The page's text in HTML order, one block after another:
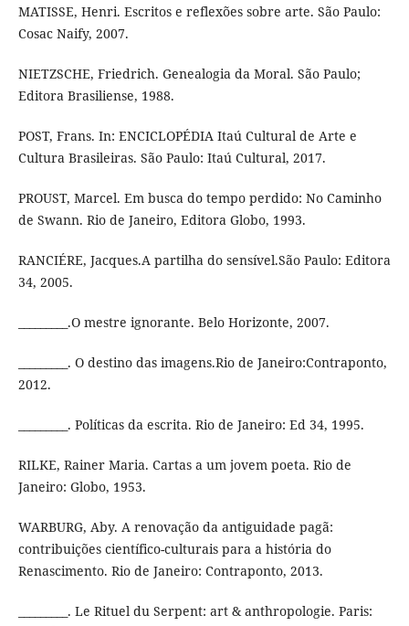
MATISSE, Henri. Escritos e reflexões sobre arte. São Paulo:
Cosac Naify, 2007.
NIETZSCHE, Friedrich. Genealogia da Moral. São Paulo;
Editora Brasiliense, 1988.
POST, Frans. In: ENCICLOPÉDIA Itaú Cultural de Arte e
Cultura Brasileiras. São Paulo: Itaú Cultural, 2017.
PROUST, Marcel. Em busca do tempo perdido: No Caminho
de Swann. Rio de Janeiro, Editora Globo, 1993.
RANCIÉRE, Jacques.A partilha do sensível.São Paulo: Editora
34, 2005.
_________.O mestre ignorante. Belo Horizonte, 2007.
_________. O destino das imagens.Rio de Janeiro:Contraponto,
2012.
_________. Políticas da escrita. Rio de Janeiro: Ed 34, 1995.
RILKE, Rainer Maria. Cartas a um jovem poeta. Rio de
Janeiro: Globo, 1953.
WARBURG, Aby. A renovação da antiguidade pagã:
contribuições científico-culturais para a história do
Renascimento. Rio de Janeiro: Contraponto, 2013.
_________. Le Rituel du Serpent: art & anthropologie. Paris: